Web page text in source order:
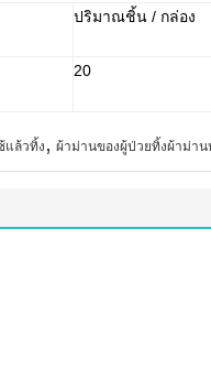
ปริมาณชิ้น / กล่อง
20
แล้วทิ้ง , ผ้าม่านของผู้ป่วยทิ้งผ้าม่า